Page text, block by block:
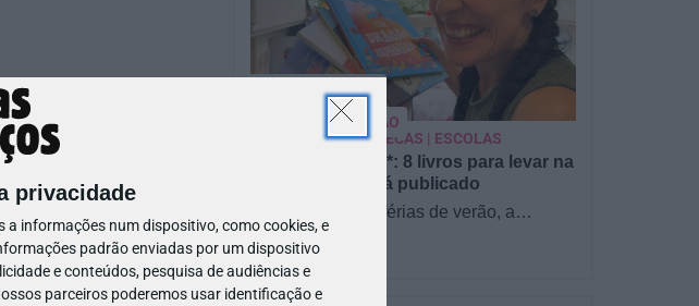
privacidade
informações num dispositivo, como cookies, e
padrão enviadas por um dispositivo
e conteúdos, pesquisa de audiências e
parceiros poderemos usar identificação e
Pré-visualização*: 8 livros para levar na
mala de férias - já publicado
Para celebrar as férias de verão, a
Estrelas & Ouriços fez uma parceria com
a Sofia Vieira, da livraria…
PARA BEBÉS
PRÉ-VISUALIZAÇÃO
CONTOS E BIBLIOTECAS | ESCOLAS